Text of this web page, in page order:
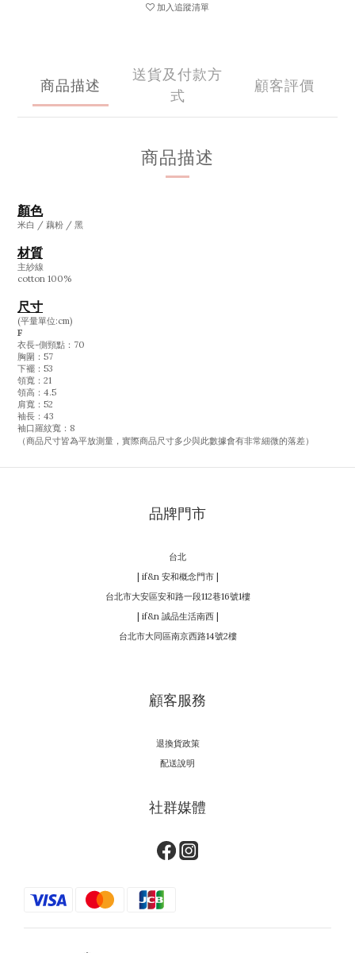
加入追蹤清單
商品描述
送貨及付款方
式
顧客評價
商品描述
顏色
米白 / 藕粉 / 黑
材質
主紗線
cotton 100%
尺寸
(平量單位:cm)
F
衣長-側頸點：70
胸圍：57
下襬：53
領寬：21
領高：4.5
肩寬：52
袖長：43
袖口羅紋寬：8
（商品尺寸皆為平放測量，實際商品尺寸多少與此數據會有非常細微的落差）
品牌門市
台北
| if&n 安和概念門市 |
台北市大安區安和路一段112巷16號1樓
| if&n 誠品生活南西 |
台北市大同區南京西路14號2樓
顧客服務
退換貨政策
配送說明
社群媒體